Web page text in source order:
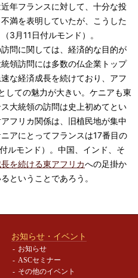
年フランスに対して、十分な投
満を表明していたが、こうした
3月11日付ルモンド）。
問に関しては、経済的な目的が
領訪問には多数の仏企業トップ
な経済成長を続けており、アフ
しての魅力が大きい。ケニアも東
大統領の訪問は史上初めてとい
フリカ関係は、旧植民地が集中
アにとってフランスは17番目の
ルモンド）。中国、インド、そ
を続ける東アフリカへの足掛か
ということであろう。
お知らせ・イベント
お知らせ
ASCセミナー
その他のイベント